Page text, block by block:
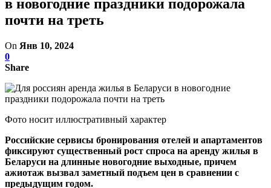
в новогодние праздники подорожала
почти на треть
On Янв 10, 2024
0
Share
Фото носит иллюстративный характер
Российские сервисы бронирования отелей и апартаментов
фиксируют существенный рост спроса на аренду жилья в
Беларуси на длинные новогодние выходные, причем
ажиотаж вызвал заметный подъем цен в сравнении с
предыдущим годом.